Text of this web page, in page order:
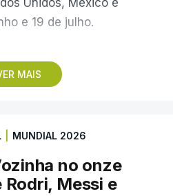
MAIS
e 19 de julho.
o prémio graças ao
colocou a bola no ângulo
disse à FIFA o jogador
recordando o momento
MUNDIAL 2026
no onze
Rodri, Messi e